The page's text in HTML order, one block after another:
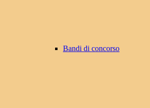
Bandi di concorso